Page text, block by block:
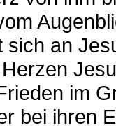
sich an
im
bei ihren